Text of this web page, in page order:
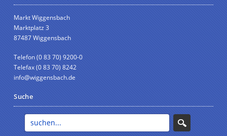
Markt Wiggensbach
Marktplatz 3
87487 Wiggensbach
Telefon (0 83 70) 9200-0
Telefax (0 83 70) 8242
info@wiggensbach.de
Suche